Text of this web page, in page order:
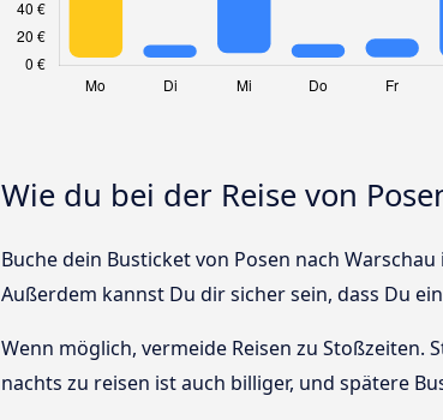
Wie du bei der Reise von
Buche dein Busticket von Posen nach
Außerdem kannst Du dir sicher sein, dass Du
Wenn möglich, vermeide Reisen zu
nachts zu reisen ist auch billiger, und spätere